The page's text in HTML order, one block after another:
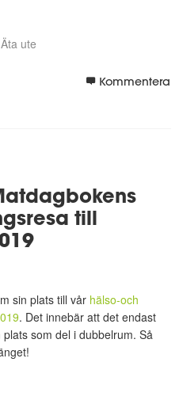
Äta ute
Kommentera
till
sin plats till vår hälso-och
. Det innebär att det endast
som del i dubbelrum. Så